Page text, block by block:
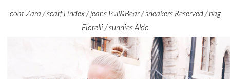
coat Zara / scarf Lindex / jeans Pull&Bear / sneakers Reserved / bag
Fiorelli / sunnies Aldo